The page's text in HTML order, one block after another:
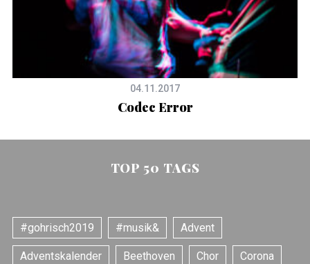
04.11.2017
Codec Error
TOP 50 TAGS
#gohrisch2019 #musik& Advent
Adventskalender Beethoven Chor Corona